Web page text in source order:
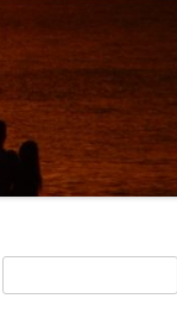
VÉRINS DE COFFRE 350SL
SCHÉMA ÉLECTRIQUE 2CV6
1981
DE LA FRILOSITÉ